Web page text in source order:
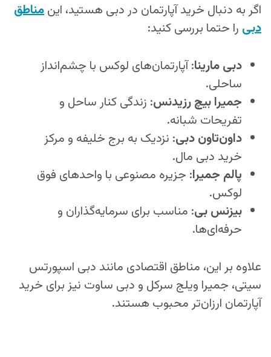
اگر به دنبال خرید آپارتمان در دبی هستید، اینمناطق
دبی را حتما بررسی کنید:
دبی مارینا: آپارتمان‌های لوکس با چشم‌انداز
ساحلی.
جمیرا بیچ رزیدنس: زندگی کنار ساحل و
تفریحات شبانه.
داون‌تاون دبی: نزدیک به برج خلیفه و مرکز
خرید دبی مال.
پالم جمیرا: جزیره مصنوعی با واحدهای فوق
لوکس.
بیزنس بی: مناسب برای سرمایه‌گذاران و
حرفه‌ای‌ها.
علاوه بر این، مناطق اقتصادی مانند دبی اسپورتس
سیتی، جمیرا ویلج سرکل و دبی ساوت نیز برای خرید
آپارتمان ارزان‌تر محبوب هستند.